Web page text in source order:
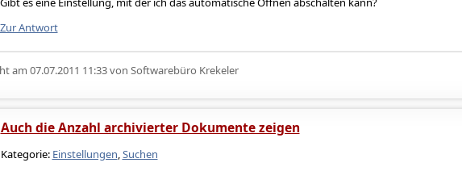
Zur Antwort
am 07.07.2011 11:33von Softwarebüro Krekeler
Auch die Anzahl archivierter Dokumente zeigen
Kategorie: Einstellungen,Suchen